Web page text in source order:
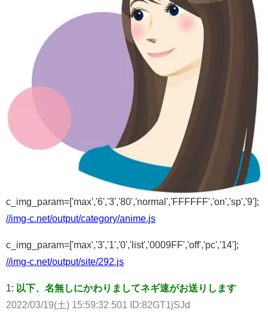
c_img_param=['max','6','3','80','normal','FFFFFF','on','sp','9'];
//img-c.net/output/category/anime.js
c_img_param=['max','3','1','0','list','0009FF','off','pc','14'];
//img-c.net/output/site/292.js
1: 以下、名無しにかわりましてネギ速がお送りします
2022/03/19(土) 15:59:32.501 ID:82GT1jSJd